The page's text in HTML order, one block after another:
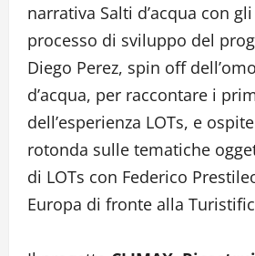
narrativa Salti d’acqua con
processo di sviluppo del
Diego Perez, spin off
d’acqua, per raccontare i
dell’esperienza LOTs, e
rotonda sulle tematiche
di LOTs con Federico
Europa di fronte alla